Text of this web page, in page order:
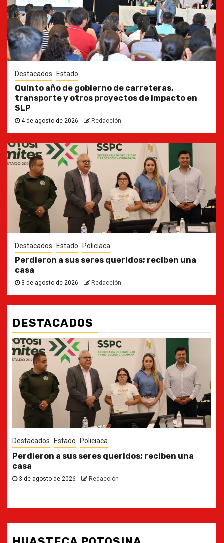
Destacados Estado
Quinto año de gobierno de carreteras,
transporte y otros proyectos de impacto en
SLP
4 de agosto de 2026 Redacción
Destacados Estado Policiaca
Perdieron a sus seres queridos; reciben una
casa
3 de agosto de 2026 Redacción
DESTACADOS
Destacados Estado
Ya casi, el quinto informe del Gobernador
30 de julio de 2026